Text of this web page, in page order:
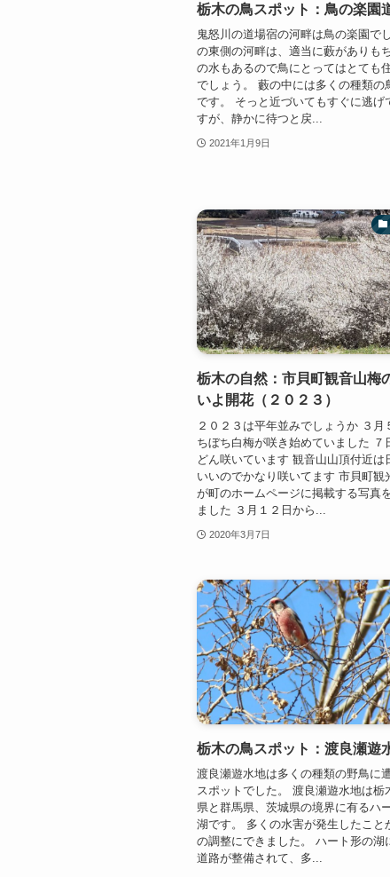
栃木の鳥スポット：鳥の楽園
鬼怒川の道場宿の河畔は鳥の楽園で
の東側の河畔は、適当に藪がありも
の水もあるので鳥にとってはとても
でしょう。 藪の中には多くの種類の
です。 そっと近づいてもすぐに逃げ
すが、静かに待つと戻...
2021年1月9日
栃木の自然：市貝町観音山梅
いよ開花（２０２３）
２０２３は平年並みでしょうか ３月
ちぼち白梅が咲き始めていました ７
どん咲いています 観音山山頂付近は
いいのでかなり咲いてます 市貝町観
が町のホームページに掲載する写真
ました ３月１２日から...
2020年3月7日
栃木の鳥スポット：渡良瀬遊
渡良瀬遊水地は多くの種類の野鳥に
スポットでした。 渡良瀬遊水地は栃
県と群馬県、茨城県の境界に有るハ
湖です。 多くの水害が発生したこと
の調整にできました。 ハート形の湖
道路が整備されて、多...